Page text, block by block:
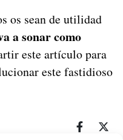
os sean de utilidad
a sonar como
este artículo para
este fastidioso